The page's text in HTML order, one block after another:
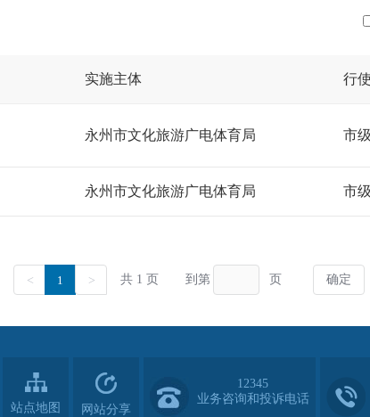
站点地图 网站分享
12345
业务咨询和投诉电话